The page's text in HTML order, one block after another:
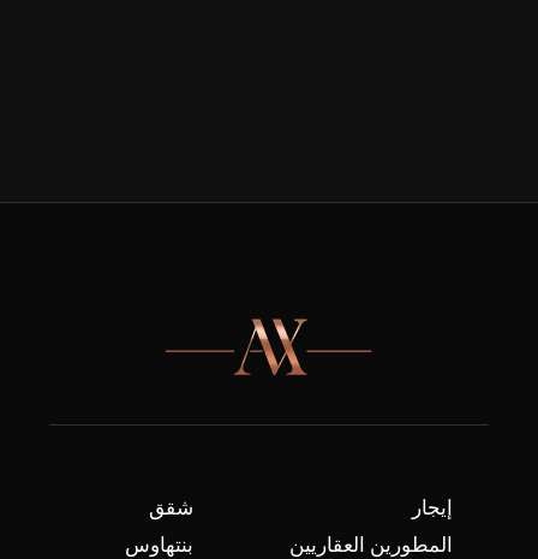
شقق
بنتهاوس
إيجار
المطورين العقاريين